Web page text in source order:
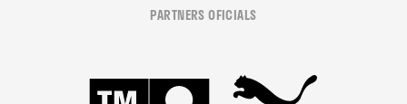
PARTNERS OFICIALS